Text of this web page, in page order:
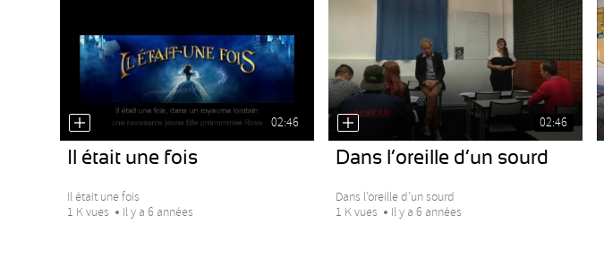
02:46
Il était une fois
Il était une fois
1 K vues
Il y a 6 années
02:46
Dans l’oreille d’un sourd
Dans l’oreille d’un sourd
1 K vues
Il y a 6 années